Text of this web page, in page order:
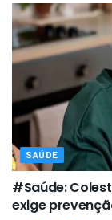
SAÚDE
#Saúde:
exige